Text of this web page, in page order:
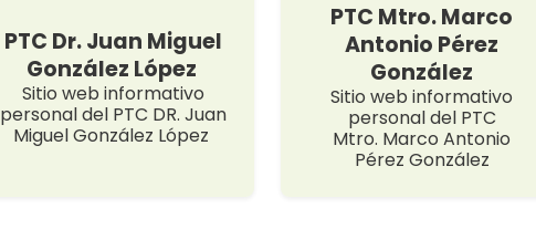
PTC Dr. Juan Miguel
González López
Sitio web informativo
personal del PTC DR. Juan
Miguel González López
PTC Mtro. Marco
Antonio Pérez
González
Sitio web informativo
personal del PTC
Mtro. Marco Antonio
Pérez González